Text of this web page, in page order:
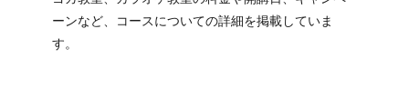
ーンなど、コースについての詳細を掲載していま
す。